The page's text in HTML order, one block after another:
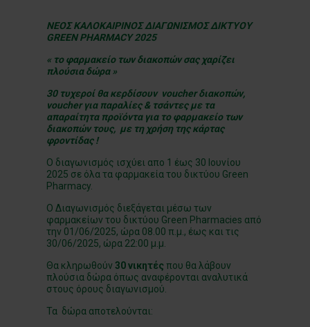
ΝΕΟΣ ΚΑΛΟΚΑΙΡΙΝΟΣ ΔΙΑΓΩΝΙΣΜΟΣ ΔΙΚΤΥΟΥ
GREEN PHARMACY 2025
« το φαρμακείο των διακοπών σας χαρίζει
πλούσια δώρα »
30 τυχεροί θα κερδίσουν voucher διακοπών,
voucher για παραλίες & τσάντες με τα
απαραίτητα προϊόντα για το φαρμακείο των
διακοπών τους, με τη χρήση της κάρτας
φροντίδας !
Ο διαγωνισμός ισχύει απο 1 έως 30 Ιουνίου
2025 σε όλα τα φαρμακεία του δικτύου Green
Pharmacy.
Ο Διαγωνισμός διεξάγεται μέσω των
φαρμακείων του δικτύου Green Pharmacies από
την 01/06/2025, ώρα 08.00 π.μ., έως και τις
30/06/2025, ώρα 22:00 μ.μ.
Θα κληρωθούν30 νικητέςπου θα λάβουν
πλούσια δώρα όπως αναφέρονται αναλυτικά
στους όρους διαγωνισμού.
Τα δώρα αποτελούνται: